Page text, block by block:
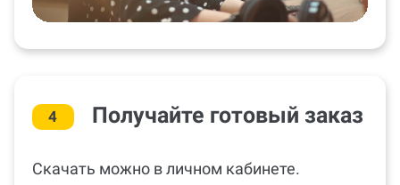
4 Получайте готовый заказ
Скачать можно в личном кабинете.